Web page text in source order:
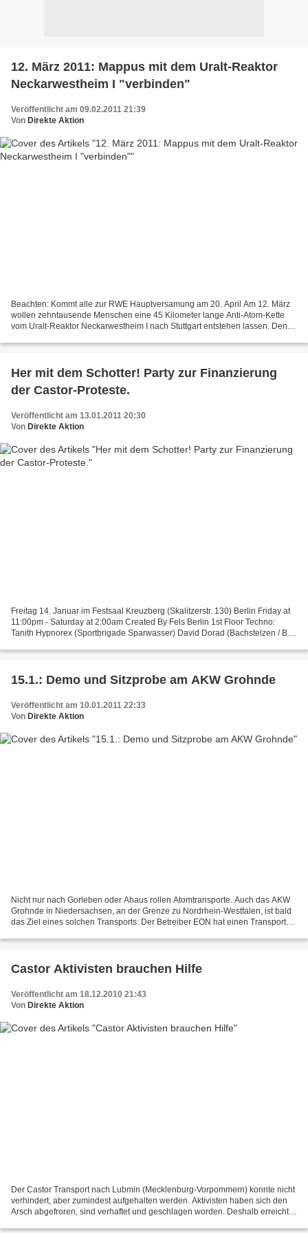
12. März 2011: Mappus mit dem Uralt-Reaktor
Neckarwestheim I "verbinden"
Veröffentlicht am 09.02.2011 21:39
Von Direkte Aktion
Beachten: Kommt alle zur RWE Hauptversamung am 20. April Am 12. März
wollen zehntausende Menschen eine 45 Kilometer lange Anti-Atom-Kette
vom Uralt-Reaktor Neckarwestheim I nach Stuttgart entstehen lassen. Denn
Her mit dem Schotter! Party zur Finanzierung
der Castor-Proteste.
Veröffentlicht am 13.01.2011 20:30
Von Direkte Aktion
Freitag 14. Januar im Festsaal Kreuzberg (Skalitzerstr. 130) Berlin Friday at
11:00pm - Saturday at 2:00am Created By Fels Berlin 1st Floor Techno:
Tanith Hypnorex (Sportbrigade Sparwasser) David Dorad (Bachstelzen / Bar
15.1.: Demo und Sitzprobe am AKW Grohnde
Veröffentlicht am 10.01.2011 22:33
Von Direkte Aktion
Nicht nur nach Gorleben oder Ahaus rollen Atomtransporte. Auch das AKW
Grohnde in Niedersachsen, an der Grenze zu Nordrhein-Westfalen, ist bald
das Ziel eines solchen Transports: Der Betreiber EON hat einen Transport
Castor Aktivisten brauchen Hilfe
Veröffentlicht am 18.12.2010 21:43
Von Direkte Aktion
Der Castor Transport nach Lubmin (Mecklenburg-Vorpommern) konnte nicht
verhindert, aber zumindest aufgehalten werden. Aktivisten haben sich den
Arsch abgefroren, sind verhaftet und geschlagen worden. Deshalb erreichte